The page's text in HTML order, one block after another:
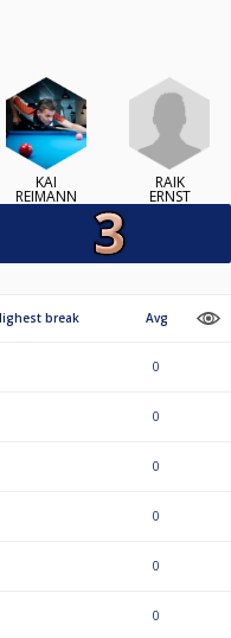
KAI
REIMANN
RAIK
ERNST
break Avg
0
0
0
0
0
0